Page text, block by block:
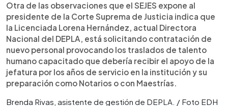
Otra de las observaciones que el SEJES expone al
presidente de la Corte Suprema de Justicia indica que
la Licenciada Lorena Hernández, actual Directora
Nacional del DEPLA, está solicitando contratación de
nuevo personal provocando los traslados de talento
humano capacitado que debería recibir el apoyo de la
jefatura por los años de servicio en la institución y su
preparación como Notarios o con Maestrías.
Brenda Rivas, asistente de gestión de DEPLA. / Foto EDH